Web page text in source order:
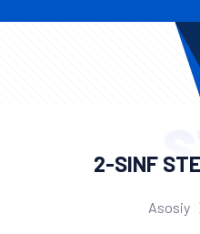
2-SINF
Asosiy